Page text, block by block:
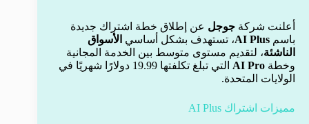
أعلنت شركة جوجل عن إطلاق خطة اشتراك جديدة
باسم AI Plus، تستهدف بشكل أساسي الأسواق
الناشئة، لتقديم مستوى متوسط بين الخدمة المجانية
وخطة AI Pro
التي تبلغ تكلفتها 19.99 دولارًا شهريًا في
الولايات المتحدة.
مميزات اشتراك AI Plus